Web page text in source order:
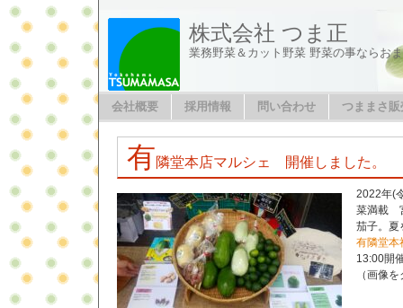
株式会社 つま正
業務野菜＆カット野菜 野菜の事ならお
会社概要 採用情報 問い合わせ つままさ
有隣堂本店マルシェ 開催しました。
2022年(
菜満載
茄子。夏
有隣堂本
13:00開
（画像